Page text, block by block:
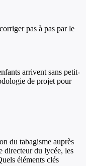
pas à pas par le
arrivent sans petit-
de projet pour
du tabagisme auprès
directeur du lycée, les
éléments clés